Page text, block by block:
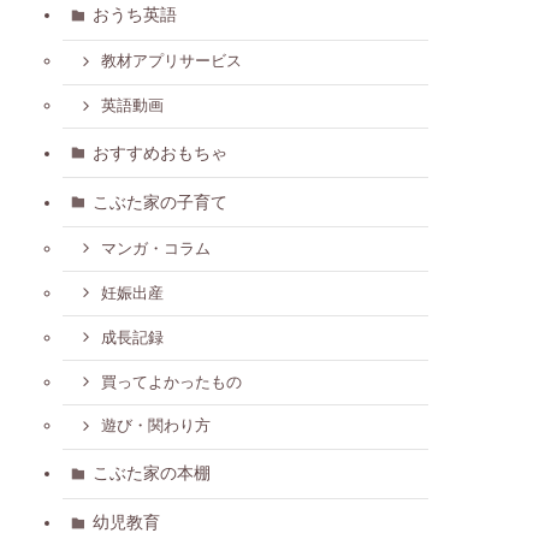
おうち英語
教材アプリサービス
英語動画
おすすめおもちゃ
こぶた家の子育て
マンガ・コラム
妊娠出産
成長記録
買ってよかったもの
遊び・関わり方
こぶた家の本棚
幼児教育